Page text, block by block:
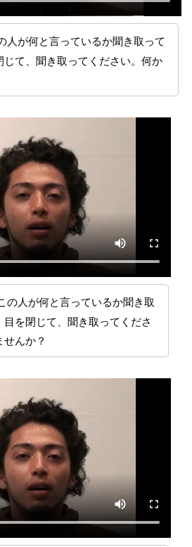
人が何と言っているか聞き取って
じて、聞き取ってください。何か
の人が何と言っているか聞き取
を閉じて、聞き取ってくださ
んか？